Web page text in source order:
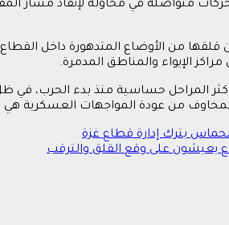
متواصلة في محاولة لإنقاذ مسار
من الأوضاع المتدهورة داخل
الإيواء والمناطق المدمرة.
المراحل حساسية منذ بدء الحرب، في
المخاوف من عودة المواجهات العسكرية
بترك إدارة قطاع غزة
يعيشون على وقع القلق والترقب